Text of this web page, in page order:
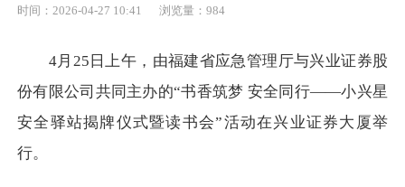
时间：2026-04-27 10:41
浏览量：984
4月25日上午，由福建省应急管理厅与兴业证券股
份有限公司共同主办的“书香筑梦 安全同行——小兴星
安全驿站揭牌仪式暨读书会”活动在兴业证券大厦举
行。